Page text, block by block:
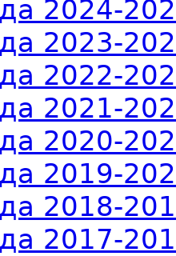
2024-
2023-
2022-
2021-
2020-
2019-
2018-
2017-